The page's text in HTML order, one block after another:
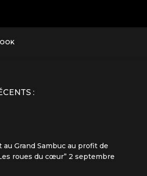
:
Grand Sambuc au profit de
roues du cœur” 2 septembre